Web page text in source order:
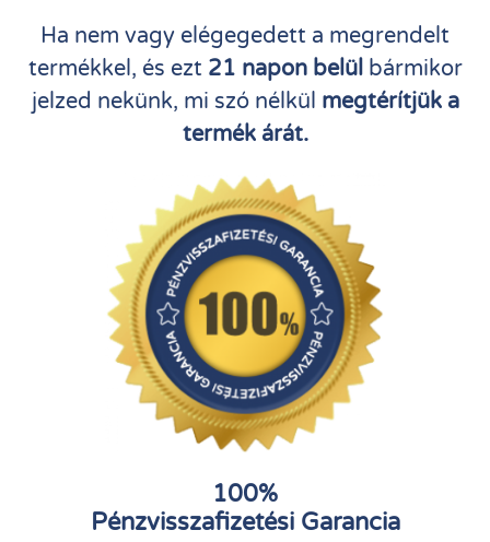
Ha nem vagy elégegedett a megrendelt
termékkel, és ezt 21 napon belülbármikor
jelzed nekünk, mi szó nélkül megtérítjük a
termék árát.
100%
Pénzvisszafizetési Garancia